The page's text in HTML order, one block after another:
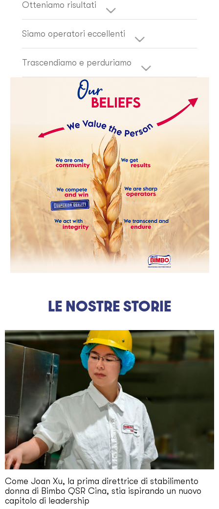
Otteniamo risultati
Siamo operatori eccellenti
Trascendiamo e perduriamo
LE NOSTRE STORIE
Come Joan Xu, la prima direttrice di stabilimento
donna di Bimbo QSR Cina, stia ispirando un nuovo
capitolo di leadership